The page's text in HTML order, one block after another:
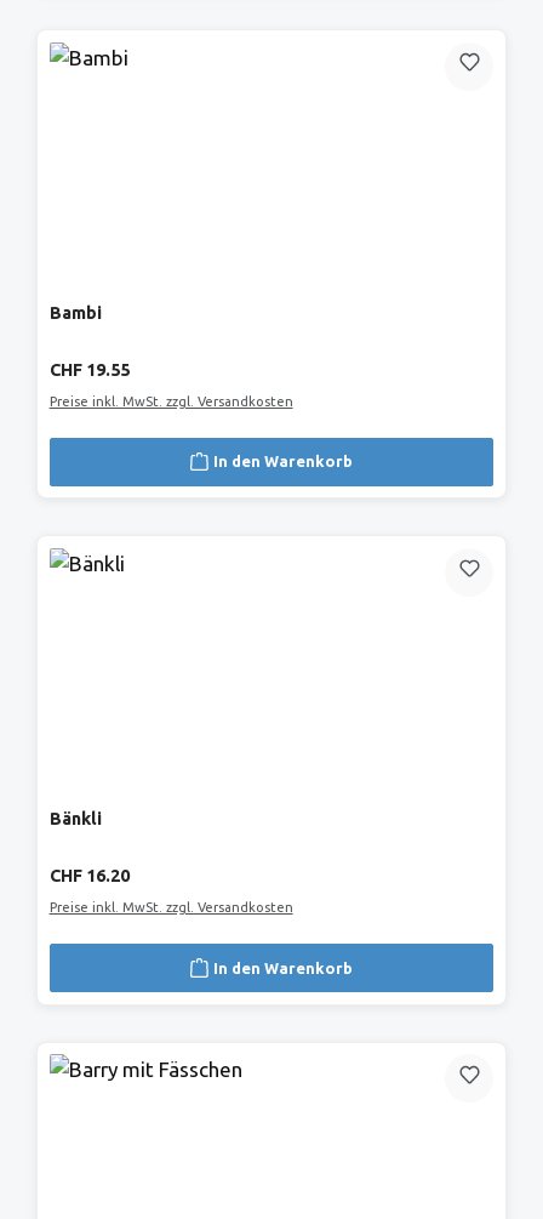
Bambi
Regulärer Preis:
CHF 19.55
Preise inkl. MwSt. zzgl. Versandkosten
In den Warenkorb
Bänkli
Regulärer Preis:
CHF 16.20
Preise inkl. MwSt. zzgl. Versandkosten
In den Warenkorb